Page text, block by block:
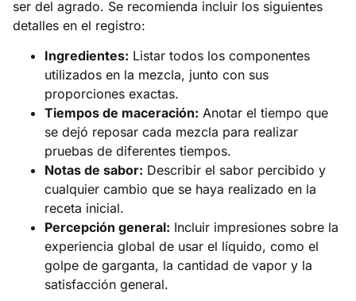
ser del agrado. Se recomienda incluir los siguientes
detalles en el registro:
Ingredientes: Listar todos los componentes
utilizados en la mezcla, junto con sus
proporciones exactas.
Tiempos de maceración: Anotar el tiempo que
se dejó reposar cada mezcla para realizar
pruebas de diferentes tiempos.
Notas de sabor: Describir el sabor percibido y
cualquier cambio que se haya realizado en la
receta inicial.
Percepción general: Incluir impresiones sobre la
experiencia global de usar el líquido, como el
golpe de garganta, la cantidad de vapor y la
satisfacción general.